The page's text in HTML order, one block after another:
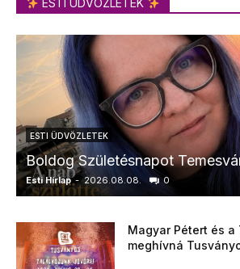
ESTI ÜDVÖZLETEK
ESTI ÜDVÖZLETEK
Boldog Születésnapot
Esti Hírlap - 2026.08.08. 0
Magyar Pétert és a
meghívná